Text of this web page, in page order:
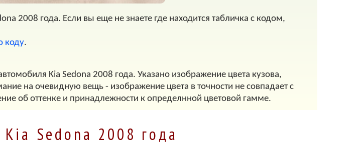
2008 года. Если вы еще не знаете где находится табличка с кодом,
коду.
Kia Sedona 2008 года. Указано изображение цвета кузова,
на очевидную вещь - изображение цвета в точности не совпадает с
об оттенке и принадлежности к определнной цветовой гамме.
Sedona 2008 года